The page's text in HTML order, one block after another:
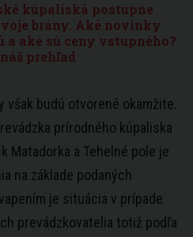
kúpaliská postupne
brány. Aké novinky
a aké sú ceny vstupného?
prehľad
však budú otvorené okamžite.
prírodného kúpaliska
Matadorka a Tehelné pole je
na základe podaných
je situácia v prípade
prevádzkovatelia totiž podľa